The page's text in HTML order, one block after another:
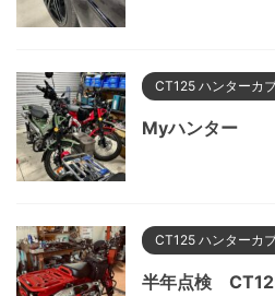
CT125 ハンターカ
Myハンター
CT125 ハンターカ
半年点検